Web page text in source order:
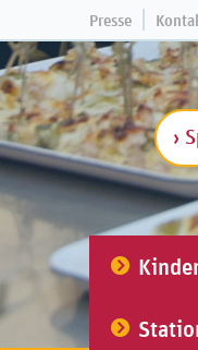
Presse
›